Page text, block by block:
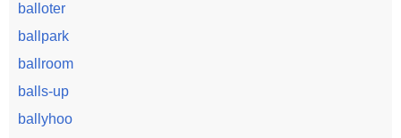
balloter
ballpark
ballroom
balls-up
ballyhoo